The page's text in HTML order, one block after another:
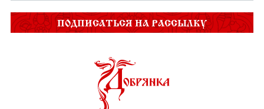
ПОДПИСАТЬСЯ НА РАССЫЛКУ